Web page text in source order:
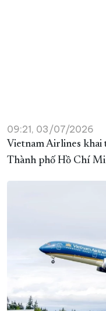
09:21, 03/07/2026
Vietnam Airlines khai
Thành phố Hồ Chí